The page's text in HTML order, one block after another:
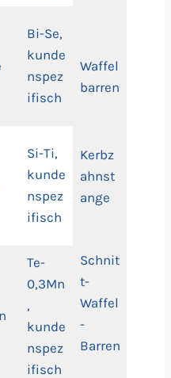
Waffel
barren
Kerbz
ahnst
ange
Schnit
t-
Waffel
-
Barren
Bi-Se,
kunde
nspez
ifisch
Si-Ti,
kunde
nspez
ifisch
Te-
0,3Mn
,
kunde
nspez
ifisch